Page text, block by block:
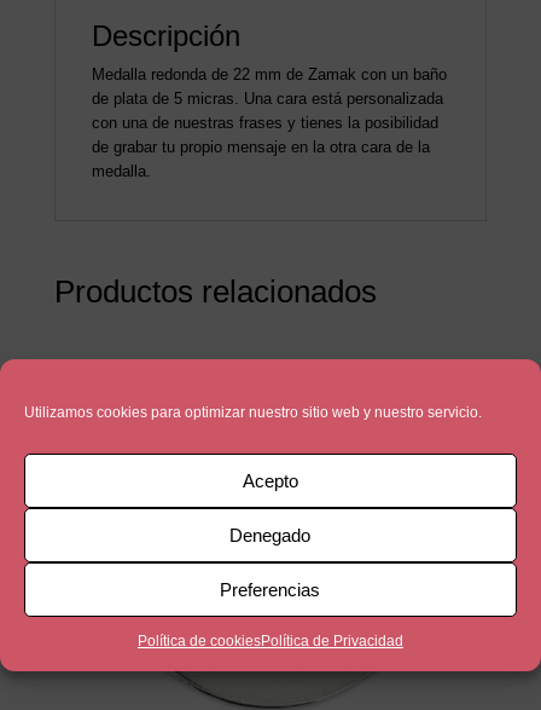
Utilizamos cookies para optimizar nuestro sitio web y nuestro servicio.
Acepto
Denegado
Preferencias
Política de cookiesPolítica de Privacidad
Descripción
Medalla redonda de 22 mm de Zamak con un baño
de plata de 5 micras. Una cara está personalizada
con una de nuestras frases y tienes la posibilidad
de grabar tu propio mensaje en la otra cara de la
medalla.
Productos relacionados